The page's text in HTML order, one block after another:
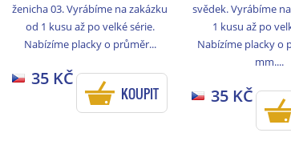
ženicha 03. Vyrábíme na zakázku
od 1 kusu až po velké série.
Nabízíme placky o průměr...
35 KČ
KOUPIT
svědek. Vyrábíme
1 kusu až po
Nabízíme placky o
mm....
35 KČ